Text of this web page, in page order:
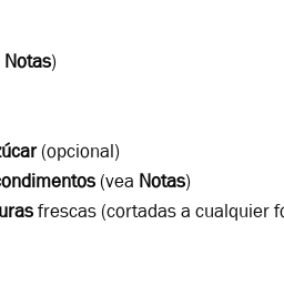
Notas)
(opcional)
(vea Notas)
frescas (cortadas a cualquier